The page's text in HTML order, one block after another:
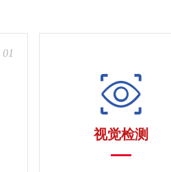
01
视觉检测